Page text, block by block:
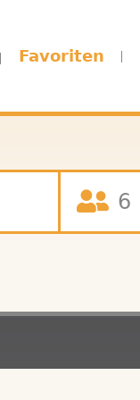
Favoriten